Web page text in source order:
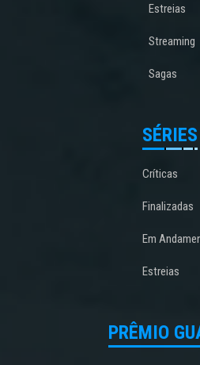
Estreias
Streaming
Sagas
SÉRIES
Críticas
Finalizadas
Em
Estreias
PRÊMIO